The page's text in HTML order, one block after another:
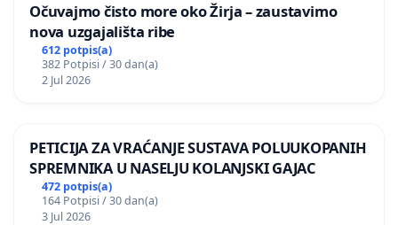
Očuvajmo čisto more oko Žirja – zaustavimo
nova uzgajališta ribe
612 potpis(a)
382 Potpisi / 30 dan(a)
2 Jul 2026
PETICIJA ZA VRAĆANJE SUSTAVA POLUUKOPANIH
SPREMNIKA U NASELJU KOLANJSKI GAJAC
472 potpis(a)
164 Potpisi / 30 dan(a)
3 Jul 2026